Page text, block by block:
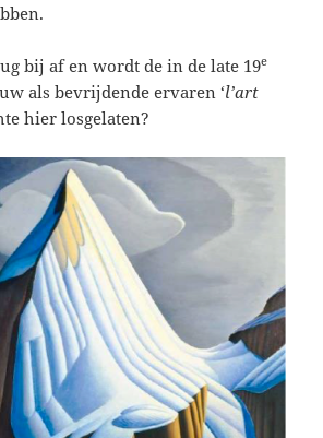
bij af en wordt de in de late 19e
als bevrijdende ervaren ‘l’art
hier losgelaten?